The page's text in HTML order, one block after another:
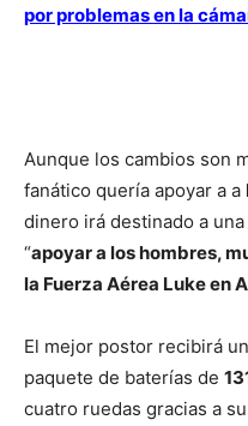
por problemas en la
Aunque los cambios son
fanático quería apoyar a a
dinero irá destinado a
“apoyar a los hombres,
la Fuerza Aérea Luke en
El mejor postor recibirá
paquete de baterías de
cuatro ruedas gracias a